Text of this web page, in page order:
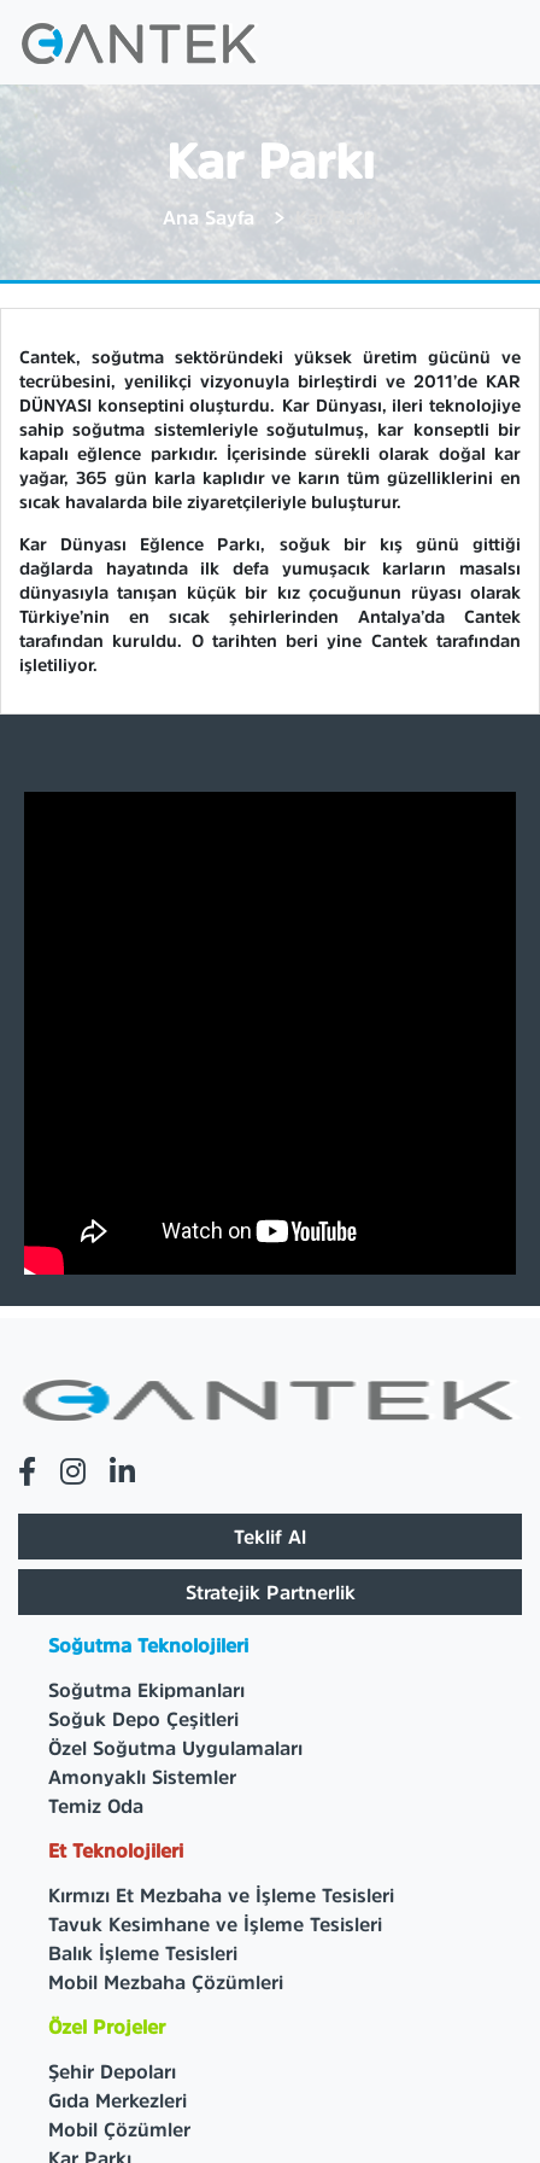
Kar Parkı
Ana Sayfa
Cantek, soğutma sektöründeki yüksek üretim gücünü ve
tecrübesini, yenilikçi vizyonuyla birleştirdi ve 2011’de KAR
DÜNYASI konseptini oluşturdu. Kar Dünyası, ileri teknolojiye
sahip soğutma sistemleriyle soğutulmuş, kar konseptli bir
kapalı eğlence parkıdır. İçerisinde sürekli olarak doğal kar
yağar, 365 gün karla kaplıdır ve karın tüm güzelliklerini en
sıcak havalarda bile ziyaretçileriyle buluşturur.
Kar Dünyası Eğlence Parkı, soğuk bir kış günü gittiği
dağlarda hayatında ilk defa yumuşacık karların masalsı
dünyasıyla tanışan küçük bir kız çocuğunun rüyası olarak
Türkiye’nin en sıcak şehirlerinden Antalya’da Cantek
tarafından kuruldu. O tarihten beri yine Cantek tarafından
işletiliyor.
Teklif Al
Stratejik Partnerlik
Soğutma Teknolojileri
Soğutma Ekipmanları
Soğuk Depo Çeşitleri
Özel Soğutma Uygulamaları
Amonyaklı Sistemler
Temiz Oda
Et Teknolojileri
Kırmızı Et Mezbaha ve İşleme Tesisleri
Tavuk Kesimhane ve İşleme Tesisleri
Balık İşleme Tesisleri
Mobil Mezbaha Çözümleri
Özel Projeler
Şehir Depoları
Gıda Merkezleri
Mobil Çözümler
Kar Parkı